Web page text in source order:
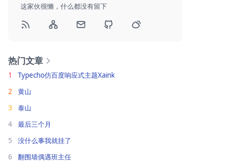
这家伙很懒，什么都没有留下
热门文章
1
Typecho仿百度响应式主题Xaink
2
黄山
3
泰山
4
最后三个月
5
没什么事我就挂了
6
翻围墙偶遇班主任